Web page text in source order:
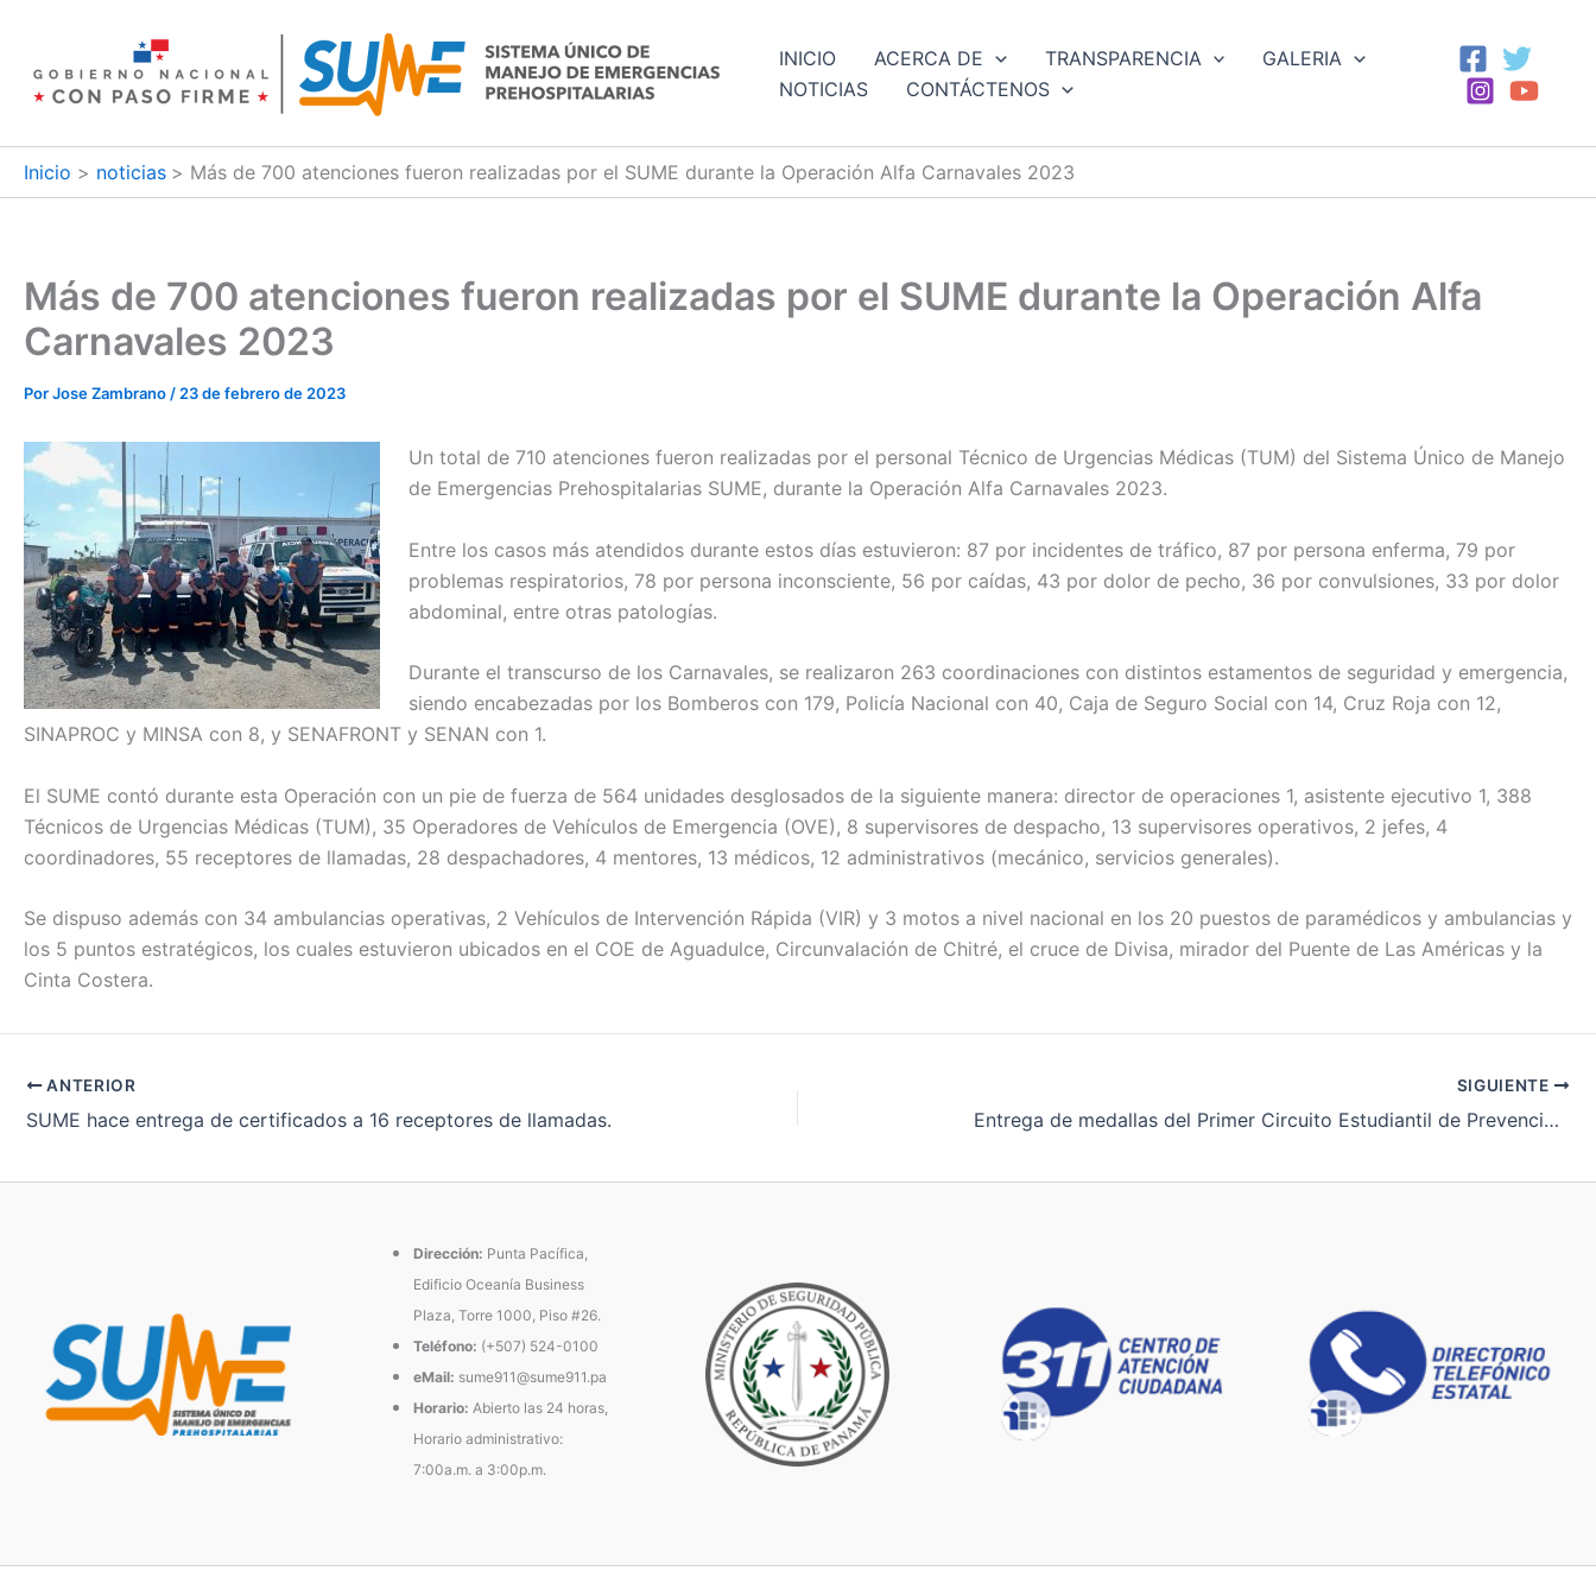
contenido
INICIO ACERCA DE TRANSPARENCIA
GALERIA
NOTICIAS
CONTÁCTENOS
Inicio noticias Más de 700 atenciones fueron realizadas por el SUME durante la Operación Alfa Carnavales 2023
Más de 700 atenciones fueron realizadas por el SUME durante la Operación Alfa
Carnavales 2023
PorJose Zambrano / 23 de febrero de 2023
Un total de 710 atenciones fueron realizadas por el personal Técnico de Urgencias Médicas (TUM) del Sistema Único de Manejo
de Emergencias Prehospitalarias SUME, durante la Operación Alfa Carnavales 2023.
Entre los casos más atendidos durante estos días estuvieron: 87 por incidentes de tráfico, 87 por persona enferma, 79 por
problemas respiratorios, 78 por persona inconsciente, 56 por caídas, 43 por dolor de pecho, 36 por convulsiones, 33 por dolor
abdominal, entre otras patologías.
Durante el transcurso de los Carnavales, se realizaron 263 coordinaciones con distintos estamentos de seguridad y emergencia,
siendo encabezadas por los Bomberos con 179, Policía Nacional con 40, Caja de Seguro Social con 14, Cruz Roja con 12,
SINAPROC y MINSA con 8, y SENAFRONT y SENAN con 1.
El SUME contó durante esta Operación con un pie de fuerza de 564 unidades desglosados de la siguiente manera: director de operaciones 1, asistente ejecutivo 1, 388
Técnicos de Urgencias Médicas (TUM), 35 Operadores de Vehículos de Emergencia (OVE), 8 supervisores de despacho, 13 supervisores operativos, 2 jefes, 4
coordinadores, 55 receptores de llamadas, 28 despachadores, 4 mentores, 13 médicos, 12 administrativos (mecánico, servicios generales).
Se dispuso además con 34 ambulancias operativas, 2 Vehículos de Intervención Rápida (VIR) y 3 motos a nivel nacional en los 20 puestos de paramédicos y ambulancias y
los 5 puntos estratégicos, los cuales estuvieron ubicados en el COE de Aguadulce, Circunvalación de Chitré, el cruce de Divisa, mirador del Puente de Las Américas y la
Cinta Costera.
ANTERIOR
SUME hace entrega de certificados a 16 receptores de llamadas.
SIGUIENTE
Entrega de medallas del Primer Circuito Estudiantil de Prevención de Riesgos
Dirección: Punta Pacífica,
Edificio Oceanía Business
Plaza, Torre 1000, Piso #26.
Teléfono: (+507) 524-0100
eMail: sume911@sume911.pa
Horario: Abierto las 24 horas,
Horario administrativo:
7:00a.m. a 3:00p.m.